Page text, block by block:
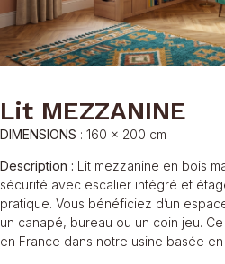
Lit MEZZANINE
DIMENSIONS : 160 x 200 cm
Description : Lit mezzanine en bois
sécurité avec escalier intégré et
pratique. Vous bénéficiez d’un
un canapé, bureau ou un coin jeu.
en France dans notre usine basée